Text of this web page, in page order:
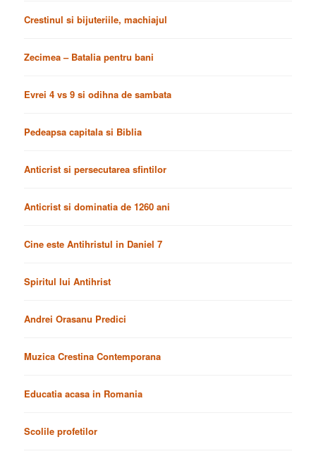
Crestinul si bijuteriile, machiajul
Zecimea – Batalia pentru bani
Evrei 4 vs 9 si odihna de sambata
Pedeapsa capitala si Biblia
Anticrist si persecutarea sfintilor
Anticrist si dominatia de 1260 ani
Cine este Antihristul in Daniel 7
Spiritul lui Antihrist
Andrei Orasanu Predici
Muzica Crestina Contemporana
Educatia acasa in Romania
Scolile profetilor